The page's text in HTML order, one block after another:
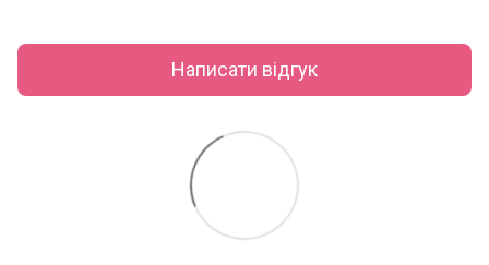
Написати відгук